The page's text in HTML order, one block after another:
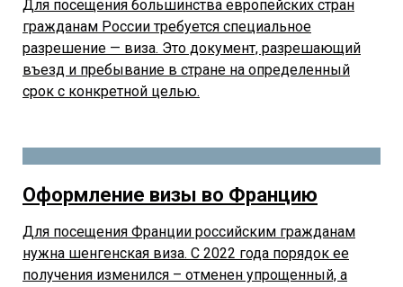
Для посещения большинства европейских стран
гражданам России требуется специальное
разрешение — виза. Это документ, разрешающий
въезд и пребывание в стране на определенный
срок с конкретной целью.
Оформление визы во Францию
Для посещения Франции российским гражданам
нужна шенгенская виза. С 2022 года порядок ее
получения изменился – отменен упрощенный, а